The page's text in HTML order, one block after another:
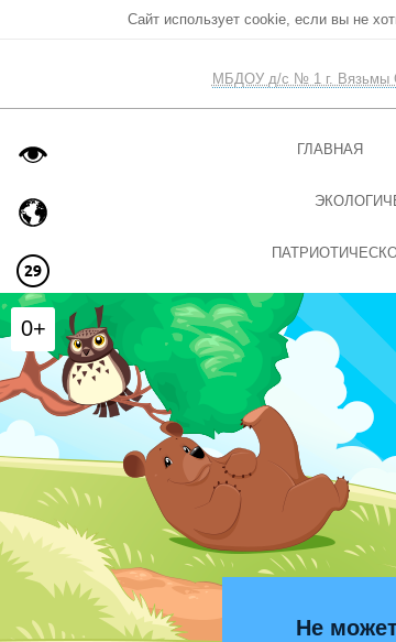
Сайт использует cookie, если вы не
МБДОУ д/с № 1 г. Вязьмы
ГЛАВНАЯ
Не
0+